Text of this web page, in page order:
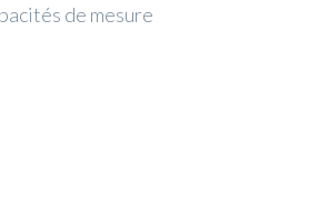
de mesure